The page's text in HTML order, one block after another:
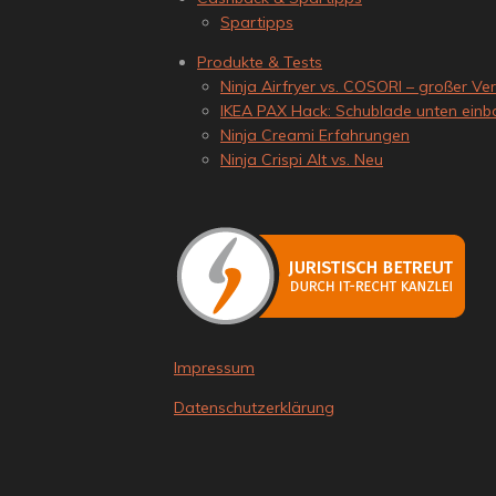
Spartipps
Produkte & Tests
Ninja Airfryer vs. COSORI – großer
IKEA PAX Hack: Schublade unten
Ninja Creami Erfahrungen
Ninja Crispi Alt vs. Neu
Impressum
Datenschutzerklärung